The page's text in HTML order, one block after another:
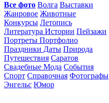
Все фото Волга Выставки
Жанровое Животные
Конкурсы Летопись
Литература Истории Пейзажи
Портреты Портфолио
Праздники Даты Природа
Путешествия Саратов
Свадебные Мода События
Спорт Справочная Фотографы
Энгельс Юмор